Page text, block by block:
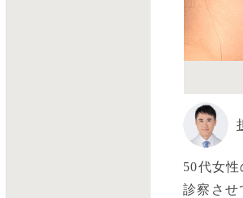
50代女
診察させ